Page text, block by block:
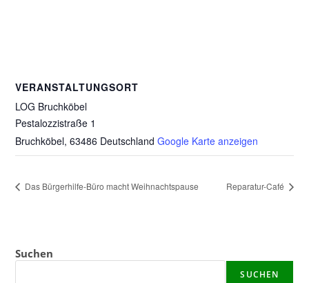
VERANSTALTUNGSORT
LOG Bruchköbel
Pestalozzistraße 1
Bruchköbel, 63486 Deutschland Google Karte anzeigen
Das Bürgerhilfe-Büro macht Weihnachtspause Reparatur-Café
Suchen
SUCHEN